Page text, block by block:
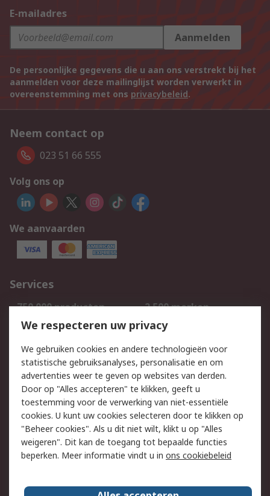
E-mailadres
Aanmelden
De persoonlijke gegevens die u aan ons verstrekt bij het
aanmelden voor deze mailinglijst worden verwerkt in
overeenstemming met ons privacybeleid.
Neem contact op
023 51 66 555
Volg ons op
We aanvaarden
Services
750.000 producten
2.500 merken
Bestellen
Inkoopoplossingen
Track & Trace
Wettelijk
Cookiebeleid
Email veiligheid
Privacybeleid
Websitevoorwaarden
Algemene
verkoopvoorwaarden
Over RS
We respecteren uw privacy
We gebruiken cookies en andere technologieën voor
statistische gebruiksanalyses, personalisatie en om
advertenties weer te geven op websites van derden.
Door op "Alles accepteren" te klikken, geeft u
toestemming voor de verwerking van niet-essentiële
cookies. U kunt uw cookies selecteren door te klikken op
"Beheer cookies". Als u dit niet wilt, klikt u op "Alles
weigeren". Dit kan de toegang tot bepaalde functies
beperken. Meer informatie vindt u in ons cookiebeleid